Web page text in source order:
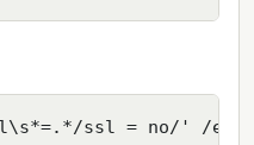
ssl = no/' /etc/